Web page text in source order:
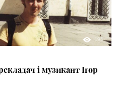
195
і музикант Ігор